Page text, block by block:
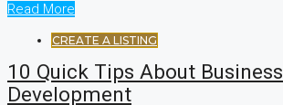
CREATE A LISTING
Read More
10 Quick Tips About Business
Development